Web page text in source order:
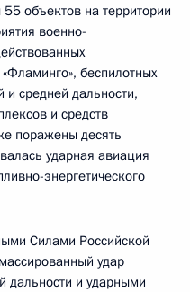
объектов на территории
военно-
беспилотных
и средней дальности,
и средств
поражены десять
ударная авиация
энергетического
Силами Российской
удар
дальности и ударными